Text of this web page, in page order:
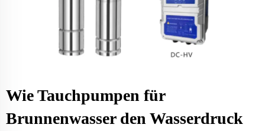
Wie Tauchpumpen für
Brunnenwasser den Wasserdruck